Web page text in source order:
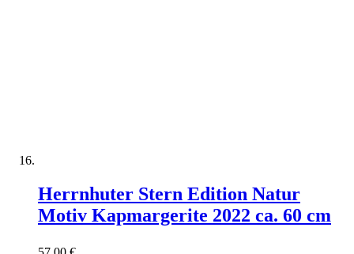
Herrnhuter Stern Edition Natur
Motiv Kapmargerite 2022 ca. 60 cm